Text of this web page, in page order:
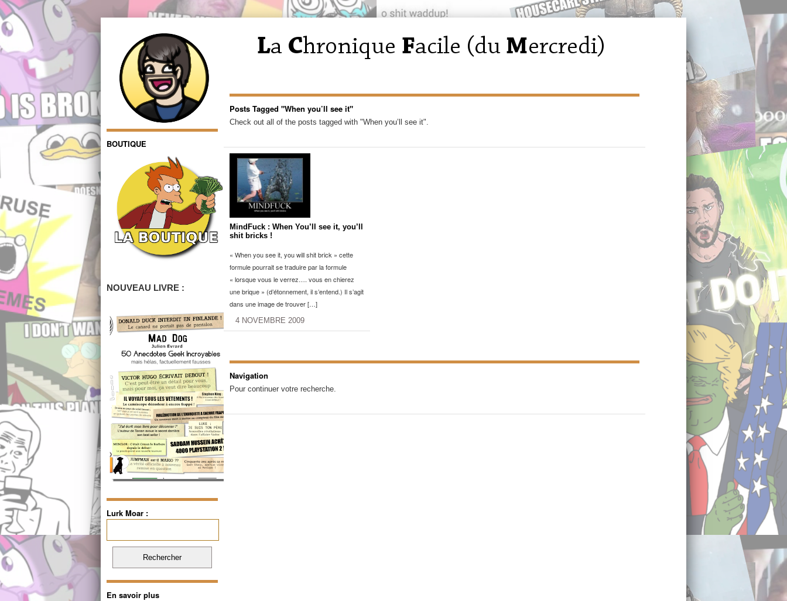
BOUTIQUE
NOUVEAU LIVRE :
Lurk Moar :
En savoir plus
Posts Tagged "When you’ll see it"
Check out all of the posts tagged with "When you’ll see it".
MindFuck : When You’ll see it, you’ll
shit bricks !
« When you see it, you will shit brick » cette
formule pourrait se traduire par la formule
« lorsque vous le verrez…. vous en chierez
une brique » (d’étonnement, il s’entend.) Il s’agit
dans une image de trouver […]
4 NOVEMBRE 2009
Navigation
Pour continuer votre recherche.